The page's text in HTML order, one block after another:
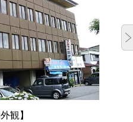
観】